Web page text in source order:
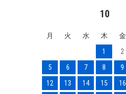
10
月 火 水 木 金
1
2
5
6 7 8 9
12
13 14 15 16